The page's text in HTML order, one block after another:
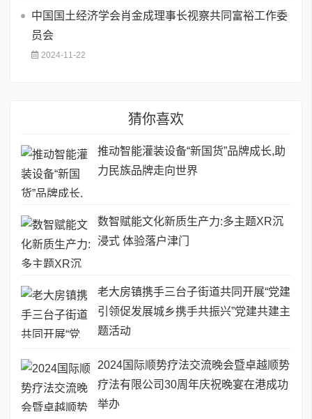
中国国土经济学会肖金成理事长视察共同富裕工作委
员会
2024-11-22
猜你喜欢
推动智能灌装设备“新国货”品牌成长,助
力民族品牌走向世界
数智赋能文化新质生产力:多主题XR沉
浸式 体验落户津门
老大房镇携手三台子街道共同开展“党建
引领促发展城乡携手共振兴”党建共建主
题活动
2024国际顺势疗法交流晚会暨卓越顺势
疗法有限公司30周年庆祝晚宴在港成功
举办